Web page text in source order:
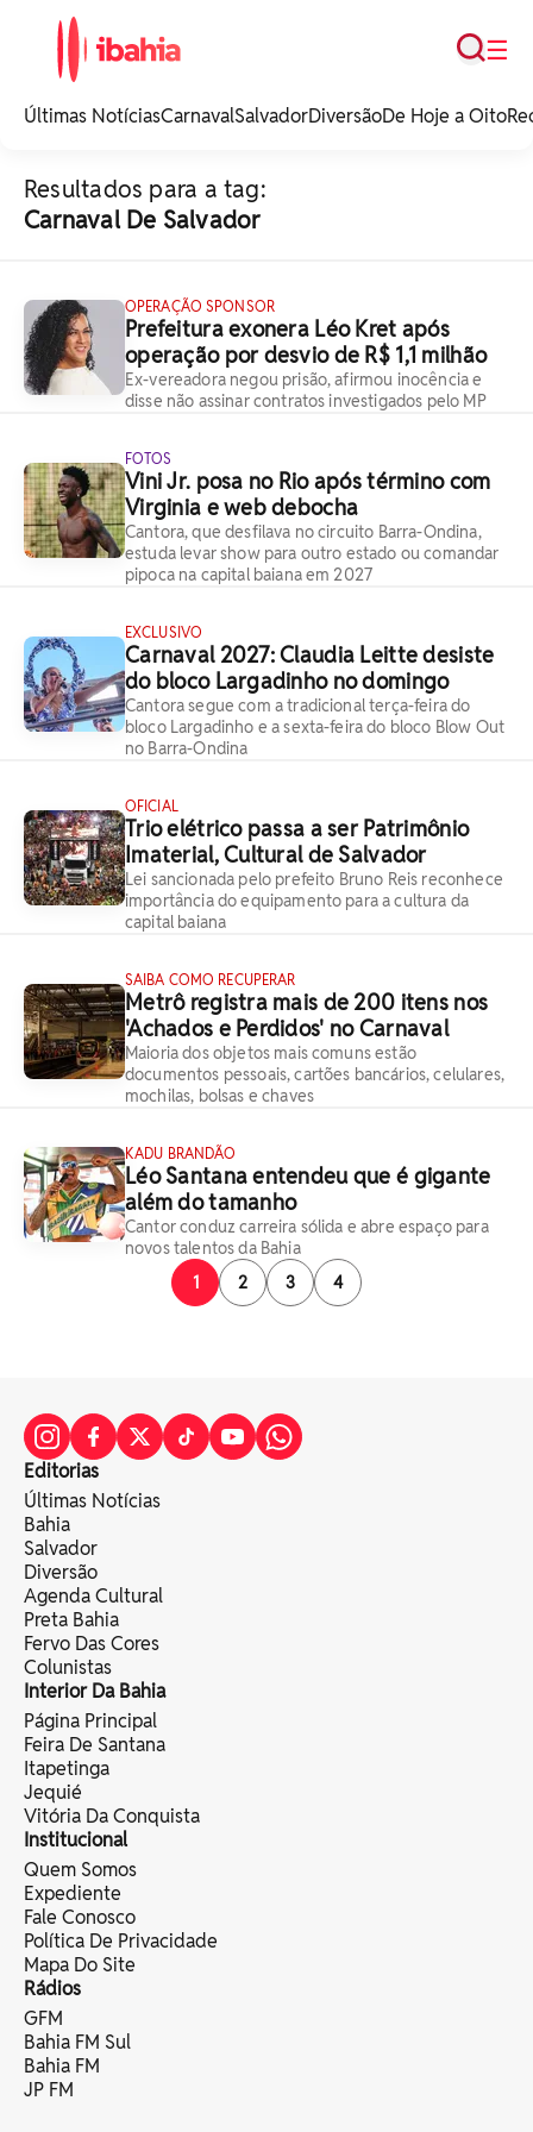
noticias e
☰
Busca
Últimas NotíciasCarnavalSalvadorDiversãoDe Hoje a Oito
Resultados para a tag:
Carnaval De Salvador
OPERAÇÃO SPONSOR
Prefeitura exonera Léo Kret após
operação por desvio de R$ 1,1 milhão
Ex-vereadora negou prisão, afirmou inocência e
disse não assinar contratos investigados pelo MP
FOTOS
Vini Jr. posa no Rio após término com
Virginia e web debocha
Cantora, que desfilava no circuito Barra-Ondina,
estuda levar show para outro estado ou comandar
pipoca na capital baiana em 2027
EXCLUSIVO
Carnaval 2027: Claudia Leitte desiste
do bloco Largadinho no domingo
Cantora segue com a tradicional terça-feira do
bloco Largadinho e a sexta-feira do bloco Blow Out
no Barra-Ondina
OFICIAL
Trio elétrico passa a ser Patrimônio
Imaterial, Cultural de Salvador
Lei sancionada pelo prefeito Bruno Reis reconhece
importância do equipamento para a cultura da
capital baiana
SAIBA COMO RECUPERAR
Metrô registra mais de 200 itens nos
'Achados e Perdidos' no Carnaval
Maioria dos objetos mais comuns estão
documentos pessoais, cartões bancários, celulares,
mochilas, bolsas e chaves
KADU BRANDÃO
Léo Santana entendeu que é gigante
além do tamanho
Cantor conduz carreira sólida e abre espaço para
novos talentos da Bahia
1
2 3 4
Editorias
Últimas Notícias
Bahia
Salvador
Diversão
Agenda Cultural
Preta Bahia
Fervo Das Cores
Colunistas
Interior Da Bahia
Página Principal
Feira De Santana
Itapetinga
Jequié
Vitória Da Conquista
Institucional
Quem Somos
Expediente
Fale Conosco
Política De Privacidade
Mapa Do Site
Rádios
GFM
Bahia FM Sul
Bahia FM
JP FM